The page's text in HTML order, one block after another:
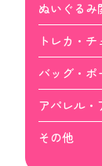
ぬいぐるみ
トレカ・
バッグ・ポ
アパレル・
その他